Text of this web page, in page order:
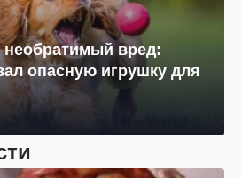
необратимый вред:
опасную игрушку для